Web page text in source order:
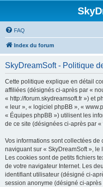
FAQ
Index du forum
SkyDreamSoft - Politique
Cette politique explique en détail
affiliées (désignés ci-après par «
« http://forum.skydreamsoft.fr ») et
« leur », « logiciel phpBB », «
« Équipes phpBB ») utilisent les
de ce site (désignées ci-après par
Vos informations sont collectées
naviguant sur « SkyDreamSoft »,
Les cookies sont de petits fichiers
de votre navigateur Internet. Les
identifiant utilisateur (désigné ci-
session anonyme (désigné ci-